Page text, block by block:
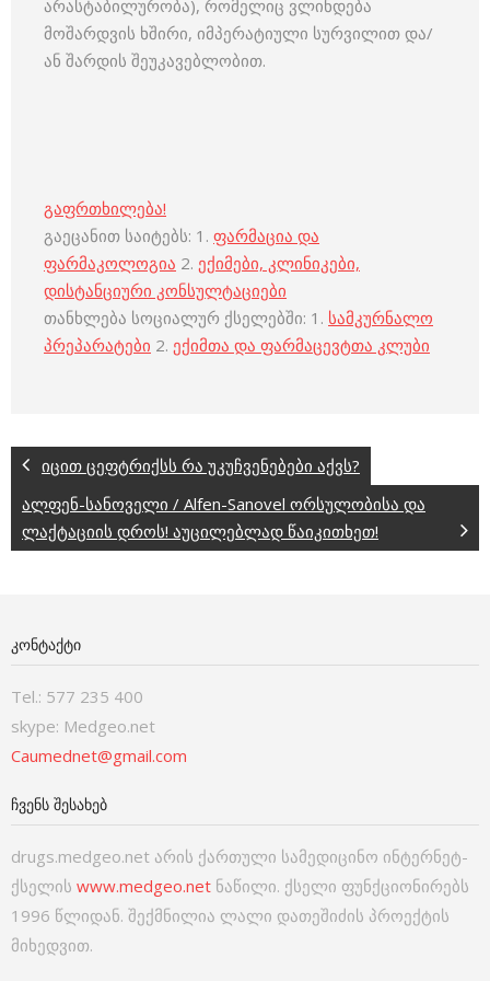
არასტაბილურობა), რომელიც ვლინდება
მოშარდვის ხშირი, იმპერატიული სურვილით და/
ან შარდის შეუკავებლობით.
გაფრთხილება!
გაეცანით საიტებს: 1. ფარმაცია და
ფარმაკოლოგია 2. ექიმები, კლინიკები,
დისტანციური კონსულტაციები
თანხლება სოციალურ ქსელებში: 1. სამკურნალო
პრეპარატები 2. ექიმთა და ფარმაცევტთა კლუბი
იცით ცეფტრიქსს რა უკუჩვენებები აქვს?
ალფენ-სანოველი / Alfen-Sanovel ორსულობისა და
ლაქტაციის დროს! აუცილებლად წაიკითხეთ!
ᲙᲝᲜᲢᲐᲥᲢᲘ
Tel.: 577 235 400
skype: Medgeo.net
Caumednet@gmail.com
ᲩᲕᲔᲜᲡ ᲨᲔᲡᲐᲮᲔᲑ
drugs.medgeo.net არის ქართული სამედიცინო ინტერნეტ-
ქსელის www.medgeo.net ნაწილი. ქსელი ფუნქციონირებს
1996 წლიდან. შექმნილია ლალი დათეშიძის პროექტის
მიხედვით.